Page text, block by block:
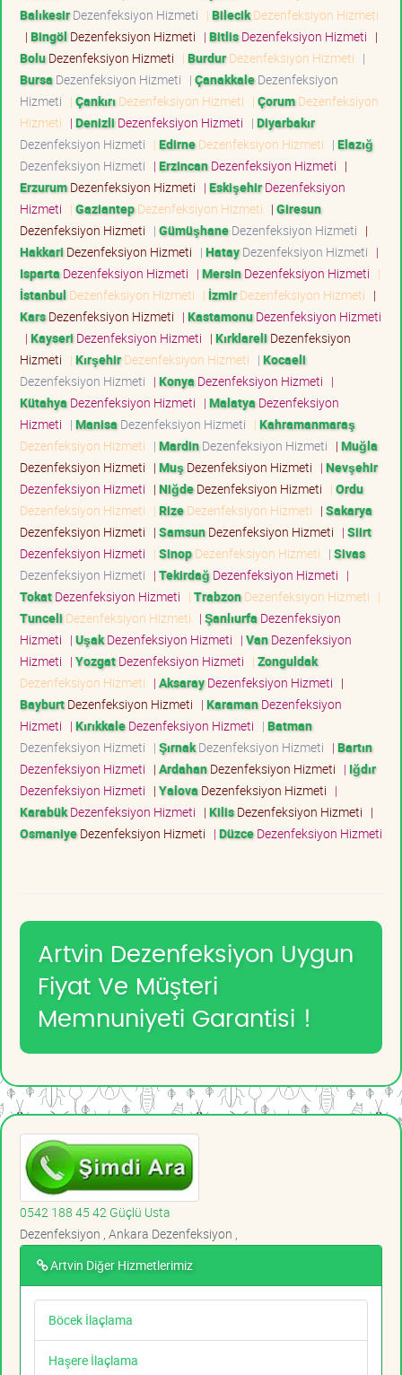
BalıkesirDezenfeksiyon Hizmeti | BilecikDezenfeksiyon Hizmeti
| Bingöl Dezenfeksiyon Hizmeti | BitlisDezenfeksiyon Hizmeti |
BoluDezenfeksiyon Hizmeti | BurdurDezenfeksiyon Hizmeti |
Bursa Dezenfeksiyon Hizmeti | ÇanakkaleDezenfeksiyon
Hizmeti | Çankırı Dezenfeksiyon Hizmeti | ÇorumDezenfeksiyon
Hizmeti | Denizli Dezenfeksiyon Hizmeti | Diyarbakır
Dezenfeksiyon Hizmeti | EdirneDezenfeksiyon Hizmeti | Elazığ
Dezenfeksiyon Hizmeti | ErzincanDezenfeksiyon Hizmeti |
ErzurumDezenfeksiyon Hizmeti | EskişehirDezenfeksiyon
Hizmeti | GaziantepDezenfeksiyon Hizmeti | Giresun
Dezenfeksiyon Hizmeti | GümüşhaneDezenfeksiyon Hizmeti |
Hakkari Dezenfeksiyon Hizmeti | HatayDezenfeksiyon Hizmeti |
Isparta Dezenfeksiyon Hizmeti | MersinDezenfeksiyon Hizmeti |
İstanbul Dezenfeksiyon Hizmeti | İzmirDezenfeksiyon Hizmeti |
KarsDezenfeksiyon Hizmeti | KastamonuDezenfeksiyon Hizmeti
| Kayseri Dezenfeksiyon Hizmeti | Kırklareli Dezenfeksiyon
Hizmeti | KırşehirDezenfeksiyon Hizmeti | Kocaeli
Dezenfeksiyon Hizmeti | Konya Dezenfeksiyon Hizmeti |
Kütahya Dezenfeksiyon Hizmeti | Malatya Dezenfeksiyon
Hizmeti | Manisa Dezenfeksiyon Hizmeti | Kahramanmaraş
Dezenfeksiyon Hizmeti | MardinDezenfeksiyon Hizmeti | Muğla
Dezenfeksiyon Hizmeti | Muş Dezenfeksiyon Hizmeti | Nevşehir
Dezenfeksiyon Hizmeti | NiğdeDezenfeksiyon Hizmeti | Ordu
Dezenfeksiyon Hizmeti | RizeDezenfeksiyon Hizmeti | Sakarya
Dezenfeksiyon Hizmeti | SamsunDezenfeksiyon Hizmeti | Siirt
Dezenfeksiyon Hizmeti | SinopDezenfeksiyon Hizmeti | Sivas
Dezenfeksiyon Hizmeti | Tekirdağ Dezenfeksiyon Hizmeti |
TokatDezenfeksiyon Hizmeti | TrabzonDezenfeksiyon Hizmeti |
Tunceli Dezenfeksiyon Hizmeti | Şanlıurfa Dezenfeksiyon
Hizmeti | UşakDezenfeksiyon Hizmeti | VanDezenfeksiyon
Hizmeti | YozgatDezenfeksiyon Hizmeti | Zonguldak
Dezenfeksiyon Hizmeti | AksarayDezenfeksiyon Hizmeti |
BayburtDezenfeksiyon Hizmeti | KaramanDezenfeksiyon
Hizmeti | KırıkkaleDezenfeksiyon Hizmeti | Batman
Dezenfeksiyon Hizmeti | ŞırnakDezenfeksiyon Hizmeti | Bartın
Dezenfeksiyon Hizmeti | ArdahanDezenfeksiyon Hizmeti | Iğdır
Dezenfeksiyon Hizmeti | Yalova Dezenfeksiyon Hizmeti |
KarabükDezenfeksiyon Hizmeti | KilisDezenfeksiyon Hizmeti |
OsmaniyeDezenfeksiyon Hizmeti | DüzceDezenfeksiyon Hizmeti
Artvin Dezenfeksiyon Uygun
Fiyat Ve Müşteri
Memnuniyeti Garantisi !
0542 188 45 42 Güçlü Usta
Dezenfeksiyon , Ankara Dezenfeksiyon ,
Artvin Diğer Hizmetlerimiz
Böcek İlaçlama
Haşere İlaçlama